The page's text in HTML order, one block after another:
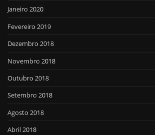
Janeiro 2020
Fevereiro 2019
Dezembro 2018
Novembro 2018
Outubro 2018
Setembro 2018
Agosto 2018
Abril 2018